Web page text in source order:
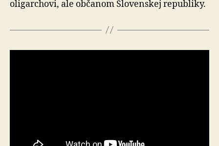
oligarchovi, ale občanom Slovenskej republiky.